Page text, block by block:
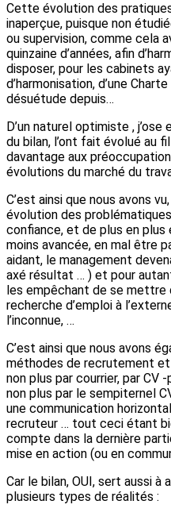
Cette évolution des
inaperçue, puisque non
ou supervision, comme cela
quinzaine d’années, afin
disposer, pour les cabinets
d’harmonisation, d’une
désuétude depuis…
D’un naturel optimiste ,
du bilan, l’ont fait évolué au
davantage aux
évolutions du marché du
C’est ainsi que nous avons
évolution des
confiance, et de plus en plus
moins avancée, en mal être
aidant, le management
axé résultat … ) et pour
les empêchant de se mettre
recherche d’emploi à
l’inconnue, …
C’est ainsi que nous avons
méthodes de recrutement
non plus par courrier, par CV
non plus par le sempiternel
une communication
recruteur … tout ceci étant
compte dans la dernière
mise en action (ou en
Car le bilan, OUI, sert aussi
plusieurs types de réalités :